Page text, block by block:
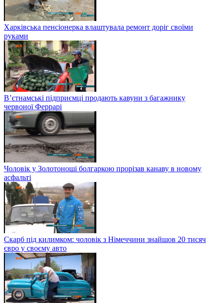
Харківська пенсіонерка влаштувала ремонт доріг своїми
руками
В’єтнамські підприємці продають кавуни з багажнику
червоної Феррарі
Чоловік у Золотоноші болгаркою прорізав канаву в новому
асфальті
Скарб під килимком: чоловік з Німеччини знайшов 20 тисяч
євро у своєму авто